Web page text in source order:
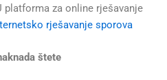
platforma za online rješavanje
rješavanje sporova
štete